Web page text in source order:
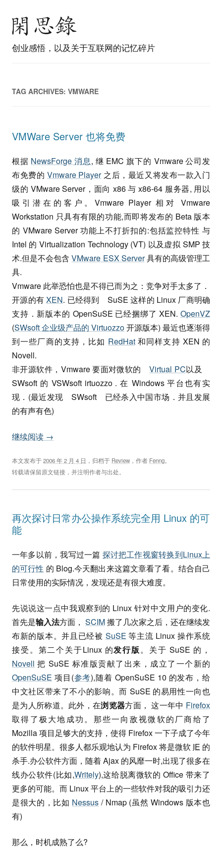
创业感悟，以及关于互联网的记忆碎片
TAG ARCHIVES: VMWARE
VMWare Server 也将免费
根据 NewsForge 消息, 继 EMC 旗下的 Vmware 公司发
布免费的 Vmware Player之后，最近又将发布一款入门
级的 VMware Server，面向 x86 与 x86-64 服务器, 用以
吸引潜在的客户。Vmware Player 相对 Vmware
Workstation 只具有有限的功能,而即将发布的 Beta 版本
的 VMware Server 功能上不打折扣的:包括监控特性 与
Intel 的 Virtualization Technology (VT) 以及虚拟 SMP 技
术.但是不会包含VMware ESX Server具有的高级管理工
具.
Vmware 此举恐怕也是不得已而为之：竞争对手太多了．
开源的有XEN. 已经得到 SuSE 这样的 Linux 厂商明确
支持．新版本的 OpenSuSE 已经捆绑了 XEN. OpenVZ
(SWsoft 企业级产品的 Virtuozzo开源版本) 最近也逐渐得
到一些厂商的支持，比如 RedHat和同样支持 XEN 的
Novell.
非开源软件，Vmware 要面对微软的Virtual PC以及
SWsoft 的 VSWsoft irtuozzo . 在 Windows 平台也有实
现．(最近发现 SWsoft 已经杀入中国市场．并且发展
的有声有色)
继续阅读 →
本文发布于2006 年 2 月 4 日 ，归档于 Review ，作者 Fenng。
转载请保留原文链接，并注明作者与出处。
再次探讨日常办公操作系统完全用 Linux 的可
能
一年多以前，我写过一篇 探讨把工作视窗转换到Linux上
的可行性 的 Blog.今天翻出来这篇文章看了看。结合自己
日常使用的实际情况，发现还是有很大难度。
先说说这一点中我观察到的 Linux 针对中文用户的变化.
首先是输入法方面， SCIM搬了几次家之后，还在继续发
布新的版本。并且已经被 SuSE 等主流 Linux 操作系统
接受。第二个关于Linux 的发行版。关于 SuSE 的，
Novell 把 SuSE 标准版贡献了出来，成立了一个新的
OpenSuSE 项目(参考),随着 OpenSuSE 10 的发布，给
中文社区带来了不小的影响。而 SuSE 的易用性一向也
是为人所称道。此外，在浏览器方面， 这一年中 Firefox
取得了极大地成功。那些一向敌视微软的厂商给了
Mozilla 项目足够大的支持，使得 Firefox 一下子成了今年
的软件明星。很多人都乐观地认为 Firefox 将是微软 IE 的
杀手.办公软件方面，随着 Ajax 的风靡一时,出现了很多在
线办公软件(比如,Writely),这给脱离微软的 Office 带来了
更多的可能。而 Linux 平台上的一些软件对我的吸引力还
是很大的，比如 Nessus / Nmap (虽然 Windows 版本也
有)
那么，时机成熟了么?